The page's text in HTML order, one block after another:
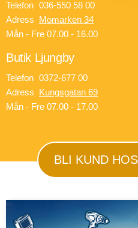
Telefon 036-550 58 00
Adress
Momarken 34
Mån - Fre 07.00 - 16.00
Butik Ljungby
Telefon 0372-677 00
Adress
Kungsgatan 69
Mån - Fre 07.00 - 17.00
BLI KUND